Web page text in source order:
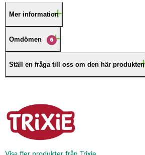
Mer information
Omdömen 6
Ställ en fråga till oss om den här produkten